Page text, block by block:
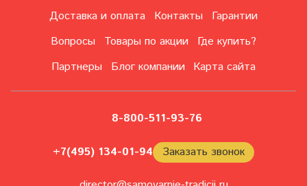
Доставка и оплата
Контакты
Гарантии
Вопросы
Товары по акции
Где купить?
Партнеры
Блог компании Карта сайта
8-800-511-93-76
+7(495) 134-01-94 Заказать звонок